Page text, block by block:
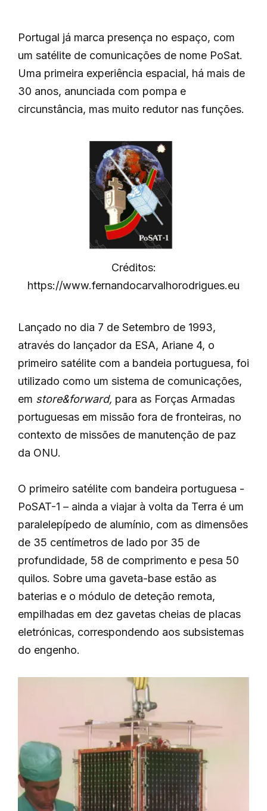
Portugal já marca presença no espaço, com
um satélite de comunicações de nome PoSat.
Uma primeira experiência espacial, há mais de
30 anos, anunciada com pompa e
circunstância, mas muito redutor nas funções.
Créditos:
https://www.fernandocarvalhorodrigues.eu
Lançado no dia 7 de Setembro de 1993,
através do lançador da ESA, Ariane 4, o
primeiro satélite com a bandeia portuguesa, foi
utilizado como um sistema de comunicações,
em store&forward, para as Forças Armadas
portuguesas em missão fora de fronteiras, no
contexto de missões de manutenção de paz
da ONU.
O primeiro satélite com bandeira portuguesa -
PoSAT-1 – ainda a viajar à volta da Terra é um
paralelepípedo de alumínio, com as dimensões
de 35 centímetros de lado por 35 de
profundidade, 58 de comprimento e pesa 50
quilos. Sobre uma gaveta-base estão as
baterias e o módulo de deteção remota,
empilhadas em dez gavetas cheias de placas
eletrónicas, correspondendo aos subsistemas
do engenho.